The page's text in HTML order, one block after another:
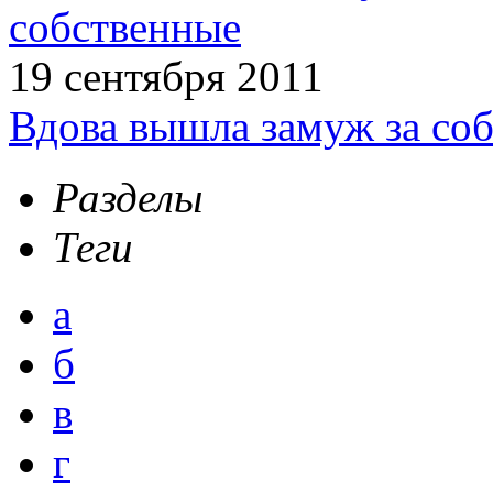
собственные
19 сентября 2011
Вдова вышла замуж за
Разделы
Теги
а
б
в
г